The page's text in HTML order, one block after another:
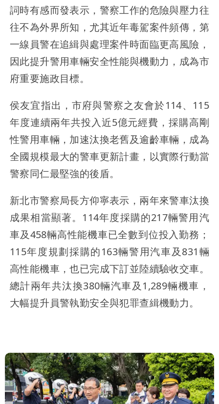
詞時有感而發表示，警察工作的危險與壓力往
往不為外界所知，尤其近年毒駕案件頻傳，第
一線員警在追緝與處理案件時面臨更高風險，
因此提升警用車輛安全性能與機動力，成為市
府重要施政目標。
侯友宜指出，市府與警察之友會於114、115
年度連續兩年共投入近5億元經費，採購高剛
性警用車輛，加速汰換老舊及逾齡車輛，成為
全國規模最大的警車更新計畫，以實際行動當
警察同仁最堅強的後盾。
新北市警察局長方仰寧表示，兩年來警車汰換
成果相當顯著。114年度採購的217輛警用汽
車及458輛高性能機車已全數到位投入勤務；
115年度規劃採購的163輛警用汽車及831輛
高性能機車，也已完成下訂並陸續驗收交車。
總計兩年共汰換380輛汽車及1,289輛機車，
大幅提升員警執勤安全與犯罪查緝機動力。